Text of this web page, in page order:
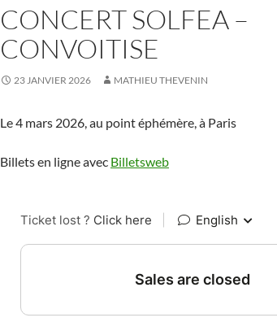
CONCERT SOLFEA –
CONVOITISE
23 JANVIER 2026 MATHIEU THEVENIN
Le 4 mars 2026, au point éphémère, à Paris
Billets en ligne avec Billetsweb